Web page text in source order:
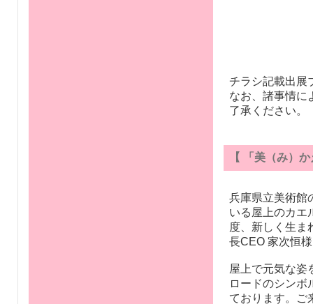
チラシ記載出展
なお、諸事情に
了承ください。
【 「美（み）
兵庫県立美術館
いる屋上のカエ
度、新しく生ま
長CEO 家次恒
屋上で元気な姿
ロードのシンボ
ております。ご